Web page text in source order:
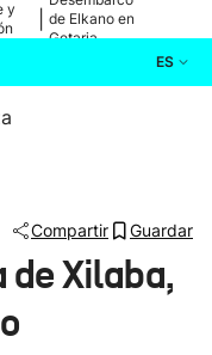
y
de Elkano en
Getaria
ES
Compartir Guardar
Xilaba,